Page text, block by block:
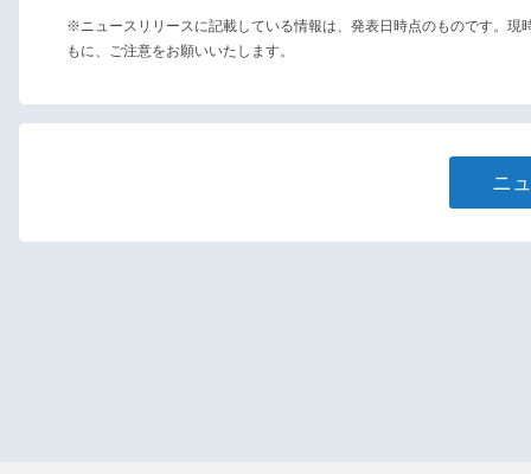
※ニュースリリースに記載している情報は、発表日時点のものです。
もに、ご注意をお願いいたします。
ニ